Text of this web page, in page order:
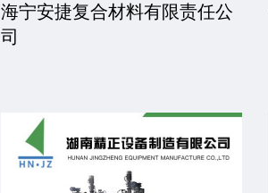
海宁安捷复合材料有限责任公
司